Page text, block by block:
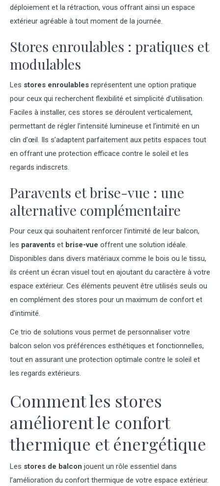
déploiement et la rétraction, vous offrant ainsi un espace
extérieur agréable à tout moment de la journée.
Stores enroulables : pratiques et
modulables
Les stores enroulables représentent une option pratique
pour ceux qui recherchent flexibilité et simplicité d’utilisation.
Faciles à installer, ces stores se déroulent verticalement,
permettant de régler l’intensité lumineuse et l’intimité en un
clin d’œil. Ils s’adaptent parfaitement aux petits espaces tout
en offrant une protection efficace contre le soleil et les
regards indiscrets.
Paravents et brise-vue : une
alternative complémentaire
Pour ceux qui souhaitent renforcer l’intimité de leur balcon,
les paravents et brise-vue offrent une solution idéale.
Disponibles dans divers matériaux comme le bois ou le tissu,
ils créent un écran visuel tout en ajoutant du caractère à votre
espace extérieur. Ces éléments peuvent être utilisés seuls ou
en complément des stores pour un maximum de confort et
d’intimité.
Ce trio de solutions vous permet de personnaliser votre
balcon selon vos préférences esthétiques et fonctionnelles,
tout en assurant une protection optimale contre le soleil et
les regards extérieurs.
Comment les stores
améliorent le confort
thermique et énergétique
Les stores de balcon jouent un rôle essentiel dans
l’amélioration du confort thermique de votre espace extérieur.